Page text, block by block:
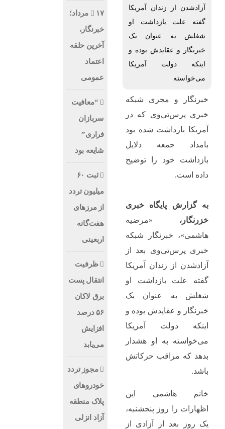
آزادشدن از زندان آمریکا
گفته علت بازداشت او
شغلش به عنوان یک
خبرنگار و عقایدش بوده و
اینکه دولت آمریکا
می‌خواسته
خبرنگار و مجری شبکه
خبری پرس‌تی‌وی که در
آمریکا بازداشت شده بود
بامداد جمعه دلایل
بازداشت خود را توضیح
داده است.
به گزارش پایگاه خبری
خزرنگار، «مرضیه
هاشمی»، خبرنگار شبکه
خبری پرس‌تی‌وی بعد از
آزادشدن از زندان آمریکا
گفته علت بازداشت او
شغلش به عنوان یک
خبرنگار و عقایدش بوده و
اینکه دولت آمریکا
می‌خواسته به او هشدار
بدهد که مراقب حرکاتش
باشد.
خانم هاشمی این
اظهارات را روز پنجشنبه،
یک روز بعد از آزادی از
۱۷ مرداد؛
خبرنگار،
آخرین حلقه
اعتماد
عمومی
“معافیت
سربازان
فراری”
شایعه بود
ثبت ۶۰
میلیون تردد
از مرزهای
هفت‌گانه
اربعینی
ظرفیت
انتقال پست
برق لاکان
۵۶ درصد
افزایش
می‌یابد
مجوز تردد
خودروهای
پلاک منطقه
آزاد انزلی